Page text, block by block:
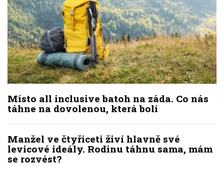
Místo all inclusive batoh na záda. Co nás
táhne na dovolenou, která bolí
Manžel ve čtyřiceti živí hlavně své
levicové ideály. Rodinu táhnu sama, mám
se rozvést?